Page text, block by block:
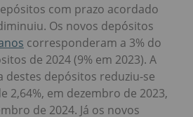
com prazo acordado
Os novos depósitos
corresponderam a 3% do
de 2024 (9% em 2023). A
destes depósitos reduziu-se
2,64%, em dezembro de 2023,
de 2024. Já os novos